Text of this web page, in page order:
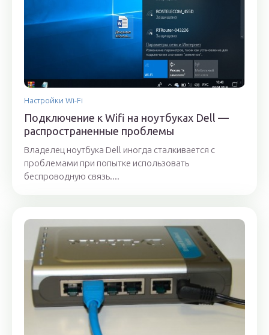
Настройки Wi-Fi
Подключение к Wifi на ноутбуках Dell —
распространенные проблемы
Владелец ноутбука Dell иногда сталкивается с
проблемами при попытке использовать
беспроводную связь....